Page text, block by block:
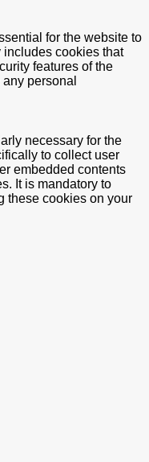
for the website to
includes cookies that
features of the
personal
necessary for the
to collect user
embedded contents
It is mandatory to
these cookies on your